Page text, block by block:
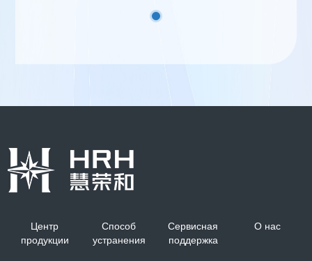
Центр
продукции
Способ
устранения
Сервисная
поддержка
О нас